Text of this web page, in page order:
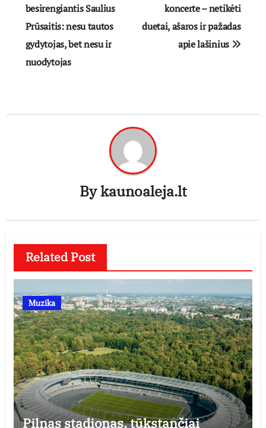
tarp
įrašų
besirengiantis Saulius
Prūsaitis: nesu tautos
gydytojas, bet nesu ir
nuodytojas
koncerte – netikėti
duetai, ašaros ir pažadas
apie lašinius
Bykaunoaleja.lt
Related Post
Muzika
Pilnas stadionas, tūkstančiai